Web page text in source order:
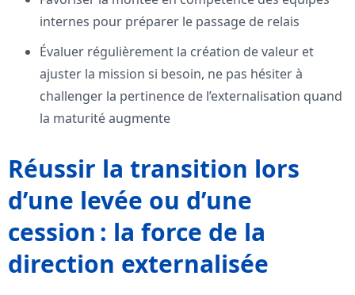
internes pour préparer le passage de relais
Évaluer régulièrement la création de valeur et
ajuster la mission si besoin, ne pas hésiter à
challenger la pertinence de l’externalisation quand
la maturité augmente
Réussir la transition lors
d’une levée ou d’une
cession : la force de la
direction externalisée